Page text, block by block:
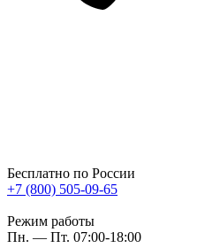
Бесплатно по России
+7 (800) 505-09-65
Режим работы
Пн. — Пт. 07:00-18:00